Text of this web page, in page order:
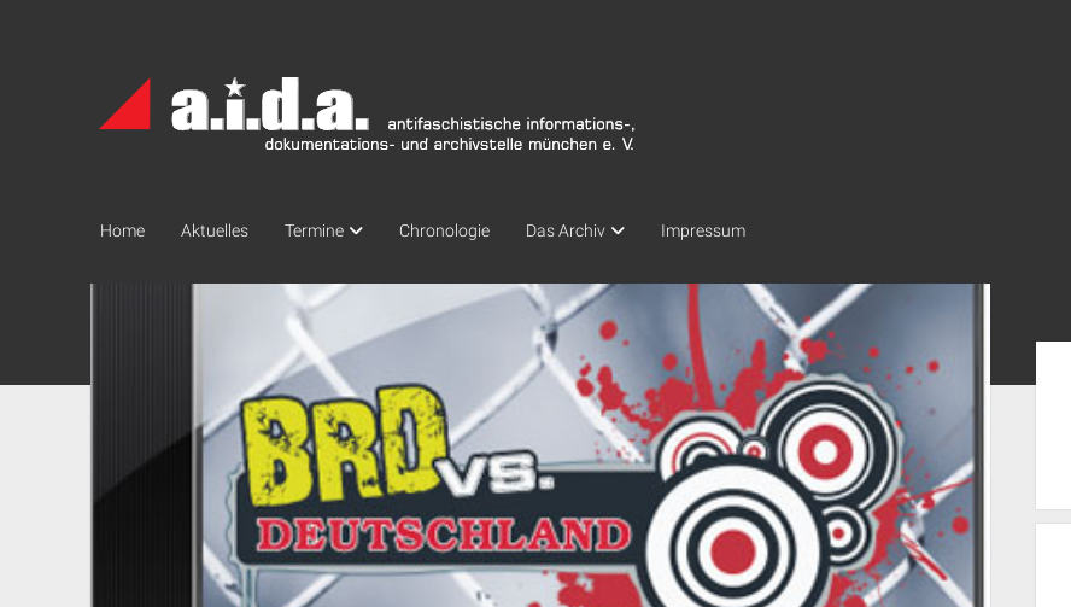
Archiv
München
Home Aktuelles Termine Chronologie Das Archiv Impressum